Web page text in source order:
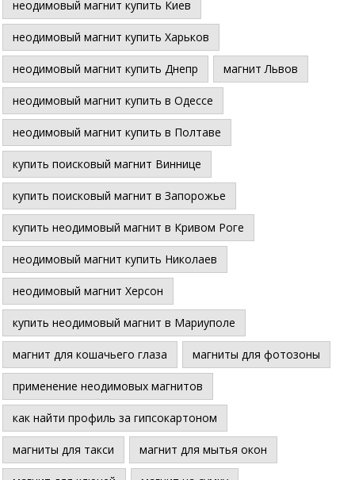
неодимовый магнит купить Киев
неодимовый магнит купить Харьков
неодимовый магнит купить Днепр магнит Львов
неодимовый магнит купить в Одессе
неодимовый магнит купить в Полтаве
купить поисковый магнит Виннице
купить поисковый магнит в Запорожье
купить неодимовый магнит в Кривом Роге
неодимовый магнит купить Николаев
неодимовый магнит Херсон
купить неодимовый магнит в Мариуполе
магнит для кошачьего глаза магниты для фотозоны
применение неодимовых магнитов
как найти профиль за гипсокартоном
магниты для такси магнит для мытья окон